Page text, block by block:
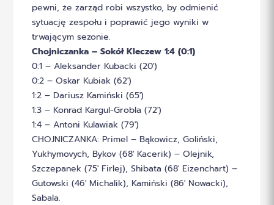
pewni, że zarząd robi wszystko, by odmienić
sytuację zespołu i poprawić jego wyniki w
trwającym sezonie.
Chojniczanka – Sokół Kleczew 1:4 (0:1)
0:1 – Aleksander Kubacki (20′)
0:2 – Oskar Kubiak (62′)
1:2 – Dariusz Kamiński (65′)
1:3 – Konrad Kargul-Grobla (72′)
1:4 – Antoni Kulawiak (79′)
CHOJNICZANKA: Primel – Bąkowicz, Goliński,
Yukhymovych, Bykov (68′ Kacerik) – Olejnik,
Szczepanek (75′ Firlej), Shibata (68′ Eizenchart) –
Gutowski (46′ Michalik), Kamiński (86′ Nowacki),
Sabala.